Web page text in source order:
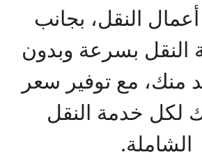
النقل، بجانب
النقل بسرعة وبدون
منك، مع توفير سعر
لكل خدمة النقل
الشاملة.